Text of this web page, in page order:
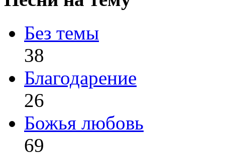
Без темы
38
Благодарение
26
Божья любовь
69